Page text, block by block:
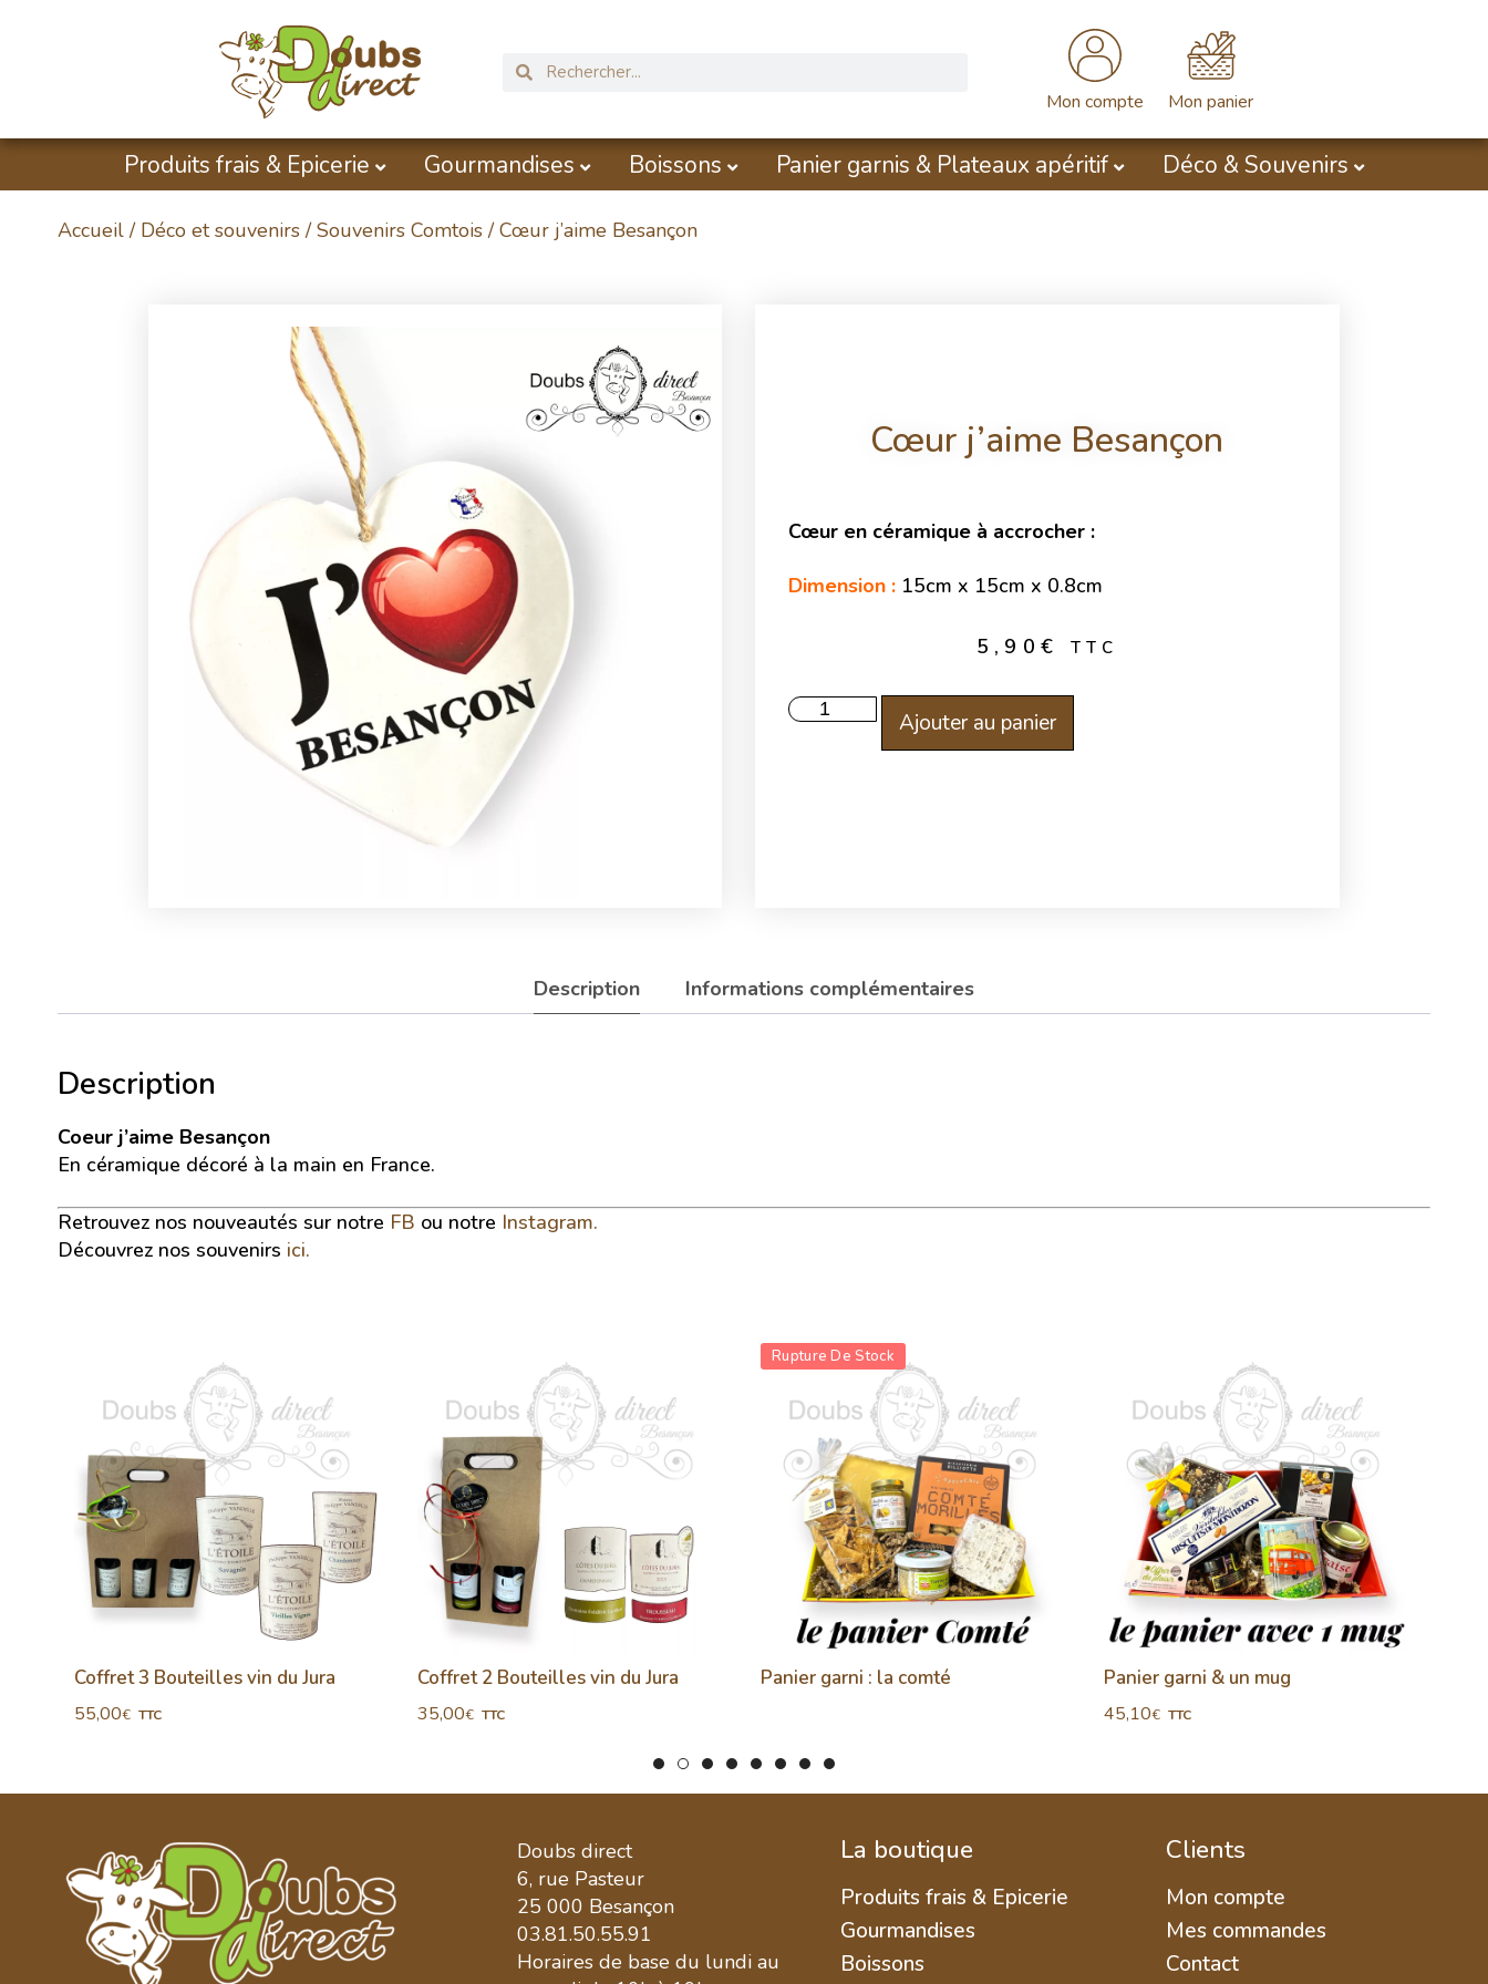
Mon compte Mon panier
Produits frais & Epicerie Gourmandises Boissons Panier garnis & Plateaux apéritif Déco & Souvenirs
Accueil / Déco et souvenirs /Souvenirs Comtois / Cœur j’aime Besançon
Cœur j’aime Besançon
Cœur en céramique à accrocher :
Dimension : 15cm x 15cm x 0.8cm
5,90€ TTC
Ajouter au panier
Description Informations complémentaires
Description
Coeur j’aime Besançon
En céramique décoré à la main en France.
Retrouvez nos nouveautés sur notre FB ou notre Instagram.
Découvrez nos souvenirs ici.
Coffret 3 Bouteilles vin du Jura
55,00€ TTC
Coffret 2 Bouteilles vin du Jura
35,00€ TTC
Rupture De Stock
Panier garni : la comté Panier garni & un mug
45,10€ TTC
Doubs direct
6, rue Pasteur
25 000 Besançon
03.81.50.55.91
Horaires de base du lundi au
La boutique
Produits frais & Epicerie
Gourmandises
Boissons
Clients
Mon compte
Mes commandes
Contact